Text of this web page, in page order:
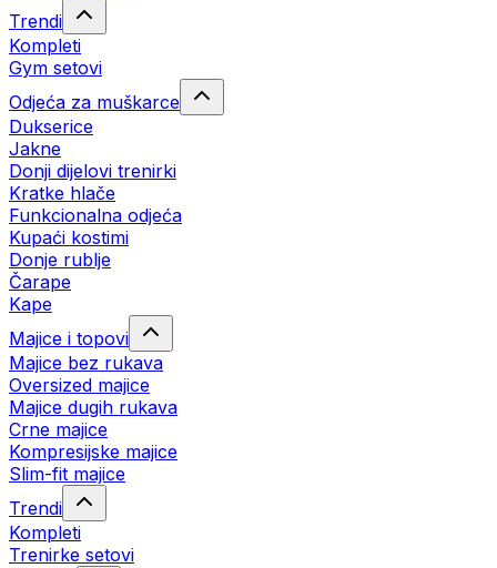
Trendi
Kompleti
Gym setovi
Odjeća za muškarce
Dukserice
Jakne
Donji dijelovi trenirki
Kratke hlače
Funkcionalna odjeća
Kupaći kostimi
Donje rublje
Čarape
Kape
Majice i topovi
Majice bez rukava
Oversized majice
Majice dugih rukava
Crne majice
Kompresijske majice
Slim-fit majice
Trendi
Kompleti
Trenirke setovi